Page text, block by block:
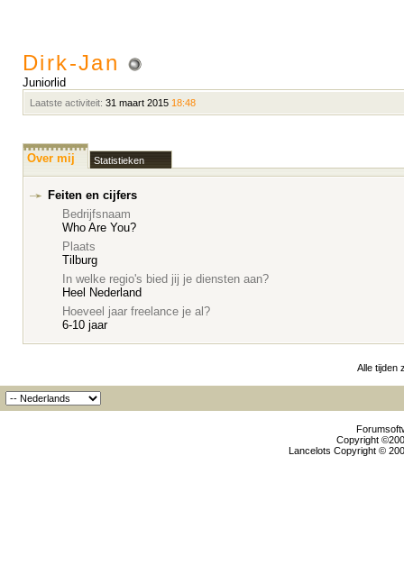
Dirk-Jan
Juniorlid
Laatste activiteit: 31 maart 2015 18:48
Over mij Statistieken
Feiten en cijfers
Bedrijfsnaam
Who Are You?
Plaats
Tilburg
In welke regio's bied jij je diensten aan?
Heel Nederland
Hoeveel jaar freelance je al?
6-10 jaar
Alle tijden
Copyright
Lancelots Copyright ©